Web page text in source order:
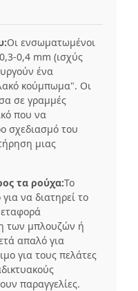
Οι ενσωματωμένοι
0,4 mm (ισχύς
ένα
κούμπωμα". Οι
σε γραμμές
που να
σχεδιασμό του
μιας
τα ρούχα:Το
να διατηρεί το
των μπλουζών ή
απαλό για
για τους πελάτες
παραγγελίες.